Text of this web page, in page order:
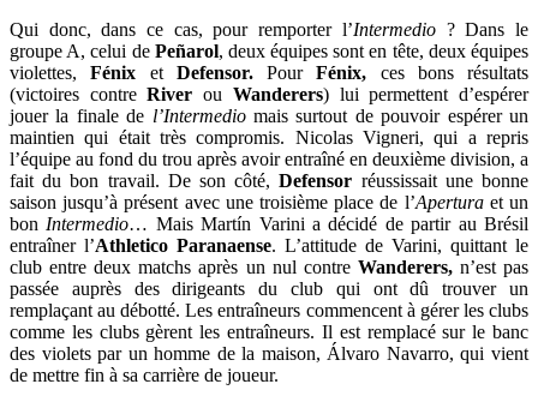
Qui donc, dans ce cas, pour remporter l’Intermedio ? Dans le
groupe A, celui de Peñarol, deux équipes sont en tête, deux équipes
violettes,Fénix et Defensor. PourFénix, ces bons résultats
(victoires contreRiverou Wanderers) lui permettent d’espérer
jouer la finale de l’Intermediomais surtout de pouvoir espérer un
maintien qui était très compromis. Nicolas Vigneri, qui a repris
l’équipe au fond du trou après avoir entraîné en deuxième division, a
fait du bon travail. De son côté,Defensor réussissait une bonne
saison jusqu’à présent avec une troisième place de l’Apertura et un
bon Intermedio… Mais Martín Varini a décidé de partir au Brésil
entraîner l’Athletico Paranaense. L’attitude de Varini, quittant le
club entre deux matchs après un nul contre Wanderers,n’est pas
passée auprès des dirigeants du club qui ont dû trouver un
remplaçant au débotté. Les entraîneurs commencent à gérer les clubs
comme les clubs gèrent les entraîneurs. Il est remplacé sur le banc
des violets par un homme de la maison, Álvaro Navarro, qui vient
de mettre fin à sa carrière de joueur.